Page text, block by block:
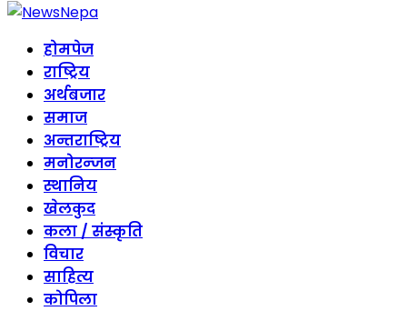
होमपेज
राष्ट्रिय
अर्थबजार
समाज
अन्तराष्ट्रिय
मनोरन्जन
स्थानिय
खेलकुद
कला / संस्कृति
विचार
साहित्य
कोपिला